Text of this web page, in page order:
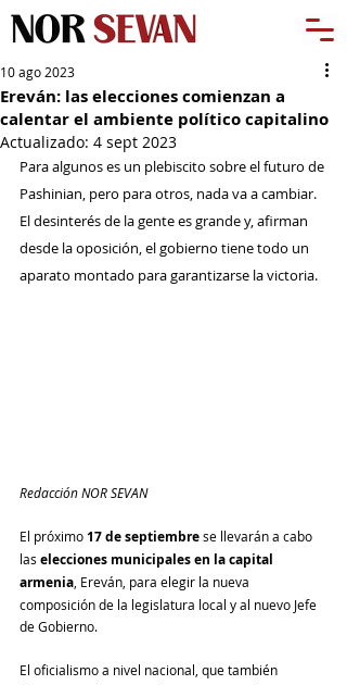
Ereván: las elecciones comienzan a
calentar el ambiente político capitalino
10 ago 2023
Actualizado: 4 sept 2023
Para algunos es un plebiscito sobre el futuro de
Pashinian, pero para otros, nada va a cambiar.
El desinterés de la gente es grande y, afirman
desde la oposición, el gobierno tiene todo un
aparato montado para garantizarse la victoria.
Redacción NOR SEVAN
El próximo 17 de septiembre se llevarán a cabo
las elecciones municipales en la capital
armenia , Ereván, para elegir la nueva
composición de la legislatura local y al nuevo Jefe
de Gobierno.
El oficialismo a nivel nacional, que también